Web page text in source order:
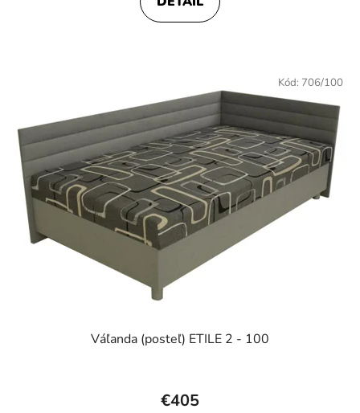
5,0
Váľanda (posteľ) ETILE 2 - 100
hodnotenie
€405
Kód: 706/100